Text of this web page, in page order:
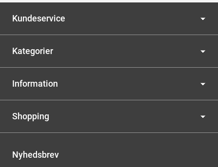
Kundeservice
Kategorier
Information
Shopping
Nyhedsbrev